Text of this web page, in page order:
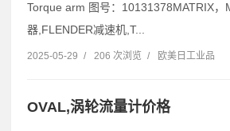
Torque arm 图号：10131378MATRIX，
器,FLENDER减速机,T...
2025-05-29 / 206 次浏览 / 欧美日工业品
OVAL,涡轮流量计价格